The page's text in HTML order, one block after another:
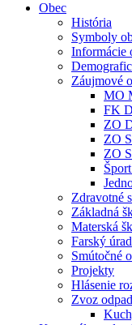
Obec
História
Symboly
Informácie
Záujmové
MO
FK
ZO
ZO
ZO
Zdravotné
Základná
Materská
Farský úrad
Smútočné
Projekty
Hlásenie
Zvoz